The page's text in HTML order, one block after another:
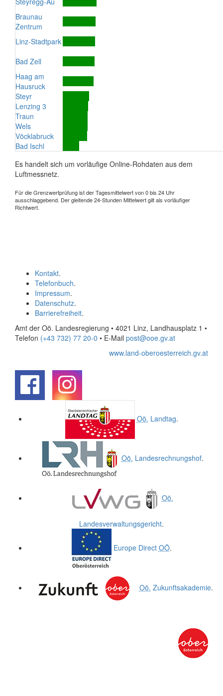
Braunau
Zentrum
Linz-Stadtpark
Bad Zell
Haag am
Hausruck
Steyr
Lenzing 3
Traun
Wels
Vöcklabruck
Bad Ischl
Es handelt sich um vorläufige Online-Rohdaten aus dem
Luftmessnetz.
Für die Grenzwertprüfung ist der Tagesmittelwert von 0 bis 24 Uhr
ausschlaggebend. Der gleitende 24-Stunden Mittelwert gilt als vorläufiger
Richtwert.
Kontakt.
Telefonbuch.
Impressum.
Datenschutz.
Barrierefreiheit.
Amt der Oö. Landesregierung • 4021 Linz, Landhausplatz 1 •
Telefon (+43 732) 77 20-0 • E-Mail post@ooe.gv.at
www.land-oberoesterreich.gv.at
Oö. Landtag.
Oö. Landesrechnungshof.
Oö.
Landesverwaltungsgericht.
Europe Direct OÖ.
Oö. Zukunftsakademie.